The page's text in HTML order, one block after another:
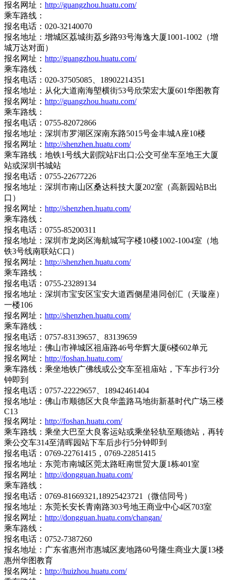
报名网址： http://guangzhou.huatu.com/
乘车路线：
报名电话：020-32140070
报名地址：增城区荔城街荔乡路93号海逸大厦1001-1002（增
城万达对面）
报名网址： http://guangzhou.huatu.com/
乘车路线：
报名电话：020-37505085、18902214351
报名地址：从化大道南海塱横街53号欣荣宏大厦601华图教育
报名网址： http://guangzhou.huatu.com/
乘车路线：
报名电话：0755-82072866
报名地址：深圳市罗湖区深南东路5015号金丰城A座10楼
报名网址： http://shenzhen.huatu.com/
乘车路线：地铁1号线大剧院站F出口;公交可坐车至地王大厦
站或深圳书城站
报名电话：0755-22677226
报名地址：深圳市南山区桑达科技大厦202室（高新园站B出
口）
报名网址： http://shenzhen.huatu.com/
乘车路线：
报名电话：0755-85200311
报名地址：深圳市龙岗区海航城写字楼10楼1002-1004室（地
铁3号线南联站C口）
报名网址： http://shenzhen.huatu.com/
乘车路线：
报名电话：0755-23289134
报名地址：深圳市宝安区宝安大道西侧星港同创汇（天璇座）
一楼106
报名网址： http://shenzhen.huatu.com/
乘车路线：
报名电话：0757-83139657、83139659
报名地址：佛山市禅城区祖庙路46号华辉大厦6楼602单元
报名网址： http://foshan.huatu.com/
乘车路线：乘坐地铁广佛线或公交车至祖庙站，下车步行3分
钟即到
报名电话：0757-22229657、18942461404
报名地址：佛山市顺德区大良华盖路马地街新基时代广场三楼
C13
报名网址： http://foshan.huatu.com/
乘车路线：乘坐大巴至大良客运站或乘坐轻轨至顺德站，再转
乘公交车314至清晖园站下车后步行5分钟即到
报名电话：0769-22761415，0769-22851415
报名地址：东莞市南城区莞太路旺南世贸大厦1栋401室
报名网址： http://dongguan.huatu.com/
乘车路线：
报名电话：0769-81669321,18925423721（微信同号）
报名地址：东莞长安长青南路303号地王商业中心4区703室
报名网址： http://dongguan.huatu.com/changan/
乘车路线：
报名电话：0752-7387260
报名地址：广东省惠州市惠城区麦地路60号隆生商业大厦13楼
惠州华图教育
报名网址： http://huizhou.huatu.com/